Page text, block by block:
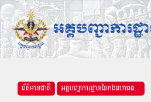
ព័ត៌មានជាតិ អគ្គបញ្ជាការដ្ឋាននៃកងយោធពលខេមរភូមិន្ទ